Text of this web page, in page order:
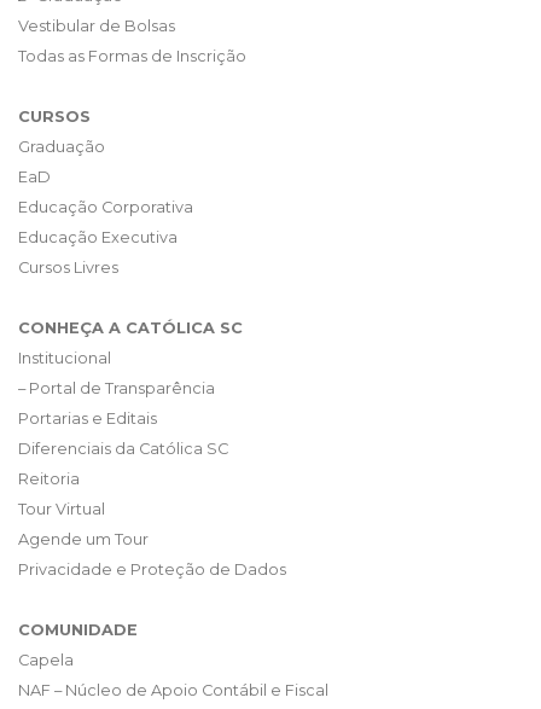
Vestibular de Bolsas
Todas as Formas de Inscrição
CURSOS
Graduação
EaD
Educação Corporativa
Educação Executiva
Cursos Livres
CONHEÇA A CATÓLICA SC
Institucional
– Portal de Transparência
Portarias e Editais
Diferenciais da Católica SC
Reitoria
Tour Virtual
Agende um Tour
Privacidade e Proteção de Dados
COMUNIDADE
Capela
NAF – Núcleo de Apoio Contábil e Fiscal